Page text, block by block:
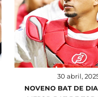
30 abril,
NOVENO BAT DE